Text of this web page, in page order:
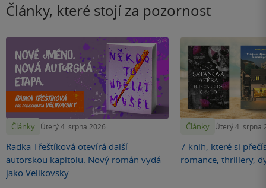
Články, které stojí za pozornost
Články Úterý 4. srpna 2026
Radka Třeštíková otevírá další
autorskou kapitolu. Nový román vydá
jako Velikovsky
Články Úterý 4. srpna
7 knih, které si
romance, thrillery,